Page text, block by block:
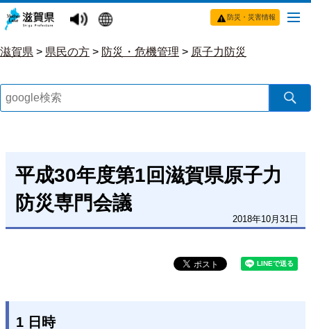
防災・災害情報
滋賀県 > 県民の方 > 防災・危機管理 > 原子力防災
平成30年度第1回滋賀県原子力
防災専門会議
2018年10月31日
1 日時